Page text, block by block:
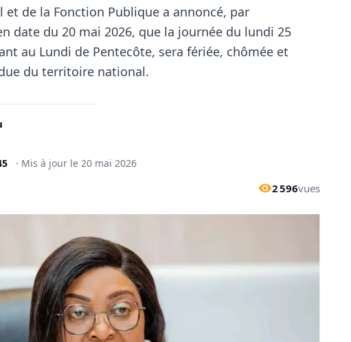
et de la Fonction Publique a annoncé, par
date du 20 mai 2026, que la journée du lundi 25
au Lundi de Pentecôte, sera fériée, chômée et
du territoire national.
· Mis à jour le 20 mai 2026
2 596vues